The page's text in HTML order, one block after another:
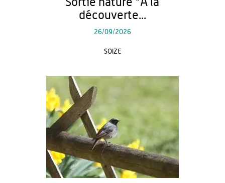
Sortie nature "A la
découverte...
26/09/2026
SOIZE